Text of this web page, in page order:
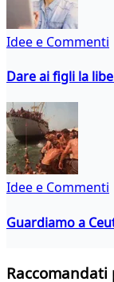
Idee e Commenti
Dare ai figli la
Idee e Commenti
Guardiamo a
Raccomandati